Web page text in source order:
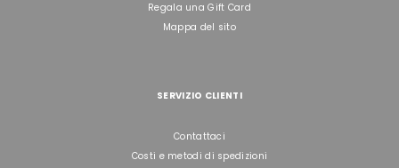
Regala una Gift Card
Mappa del sito
SERVIZIO CLIENTI
Contattaci
Costi e metodi di spedizioni